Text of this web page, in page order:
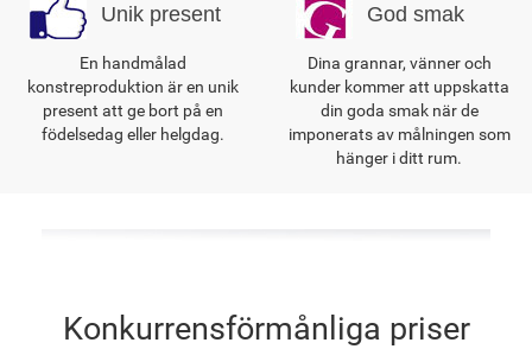
Unik present
En handmålad
konstreproduktion är en unik
present att ge bort på en
födelsedag eller helgdag.
God smak
Dina grannar, vänner och
kunder kommer att uppskatta
din goda smak när de
imponerats av målningen som
hänger i ditt rum.
Konkurrensförmånliga priser